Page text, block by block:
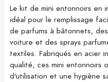
Le kit de mini entonnoirs en
idéal pour le remplissage
de parfums à bâtonnets,
voiture et des sprays
textiles. Fabriqués en acier
qualité, ces mini entonnoirs
d'utilisation et une hygiène